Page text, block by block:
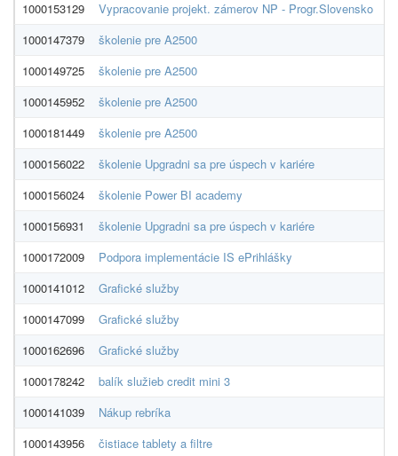
1000153129
Vypracovanie projekt. zámerov NP - Progr.Slovensko
1000147379
školenie pre A2500
1000149725
školenie pre A2500
1000145952
školenie pre A2500
1000181449
školenie pre A2500
1000156022
školenie Upgradni sa pre úspech v kariére
1000156024
školenie Power BI academy
1000156931
školenie Upgradni sa pre úspech v kariére
1000172009
Podpora implementácie IS ePrihlášky
1000141012
Grafické služby
1000147099
Grafické služby
1000162696
Grafické služby
1000178242
balík služieb credit mini 3
1000141039
Nákup rebríka
1000143956
čistiace tablety a filtre